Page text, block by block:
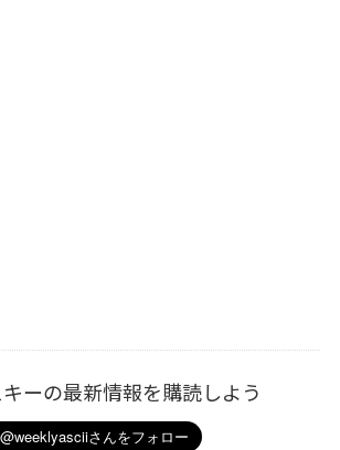
ーの最新情報を購読しよう